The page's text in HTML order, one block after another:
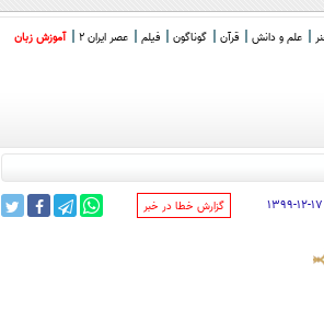
علم و دانش قرآن گوناگون فیلم عصر ایران 2 آموزش زبان
‌گزارش خطا در خبر